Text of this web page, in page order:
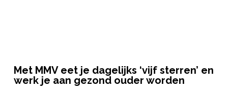
Met MMV eet je dagelijks ‘vijf sterren’ en
werk je aan gezond ouder worden